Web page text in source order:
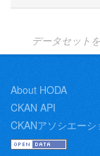
データセット
About HODA
CKAN API
CKANアソシエーシ